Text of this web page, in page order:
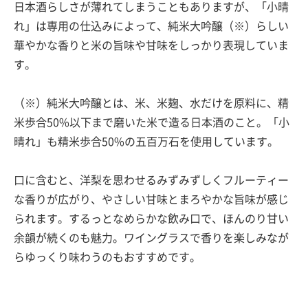
日本酒らしさが薄れてしまうこともありますが、「小晴
れ」は専用の仕込みによって、純米大吟醸（※）らしい
華やかな香りと米の旨味や甘味をしっかり表現していま
す。
（※）純米大吟醸とは、米、米麹、水だけを原料に、精
米歩合50%以下まで磨いた米で造る日本酒のこと。「小
晴れ」も精米歩合50%の五百万石を使用しています。
口に含むと、洋梨を思わせるみずみずしくフルーティー
な香りが広がり、やさしい甘味とまろやかな旨味が感じ
られます。するっとなめらかな飲み口で、ほんのり甘い
余韻が続くのも魅力。ワイングラスで香りを楽しみなが
らゆっくり味わうのもおすすめです。